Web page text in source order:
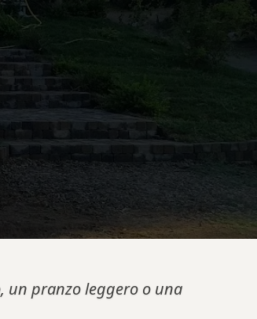
un pranzo leggero o una